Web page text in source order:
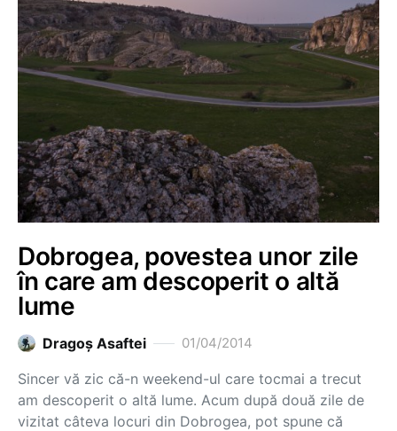
Dobrogea, povestea unor zile
în care am descoperit o altă
lume
Dragoş Asaftei 01/04/2014
Sincer vă zic că-n weekend-ul care tocmai a trecut
am descoperit o altă lume. Acum după două zile de
vizitat câteva locuri din Dobrogea, pot spune că